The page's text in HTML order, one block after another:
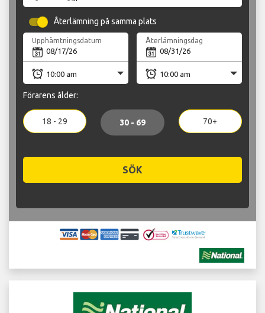
Återlämning på samma plats
Upphämtningsdatum Återlämningsdag
Förarens ålder:
18 - 29 30 - 69 70+
SÖK